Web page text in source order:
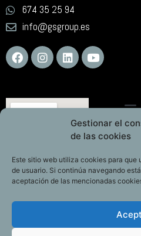
Gestionar el
de las cookies
Este sitio web utiliza cookies para que
de usuario. Si continúa navegando
aceptación de las mencionadas
674 35 25 94
info@gsgroup.es